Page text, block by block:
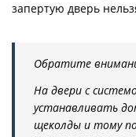
запертую дверь
Обратите
На двери с
устанавливать
щеколды и тому